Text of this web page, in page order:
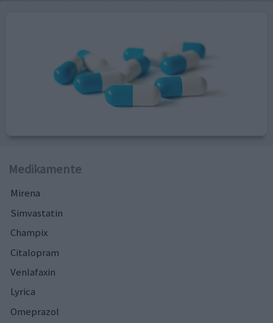
Medikamente
Mirena
Simvastatin
Champix
Citalopram
Venlafaxin
Lyrica
Omeprazol